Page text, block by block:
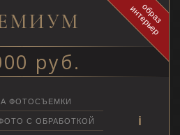
о
б
р
а
з
и
н
т
е
р
ь
е
р
руб.
ФОТОСЪЕМКИ
С ОБРАБОТКОЙ